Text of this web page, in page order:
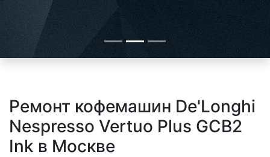
Ремонт кофемашин De'Longhi
Nespresso Vertuo Plus GCB2
Ink в Москве